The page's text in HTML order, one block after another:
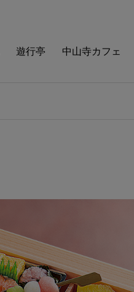
遊行亭 中山寺カフェ